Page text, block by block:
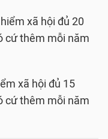
xã hội đủ 20
cứ thêm mỗi năm
xã hội đủ 15
cứ thêm mỗi năm